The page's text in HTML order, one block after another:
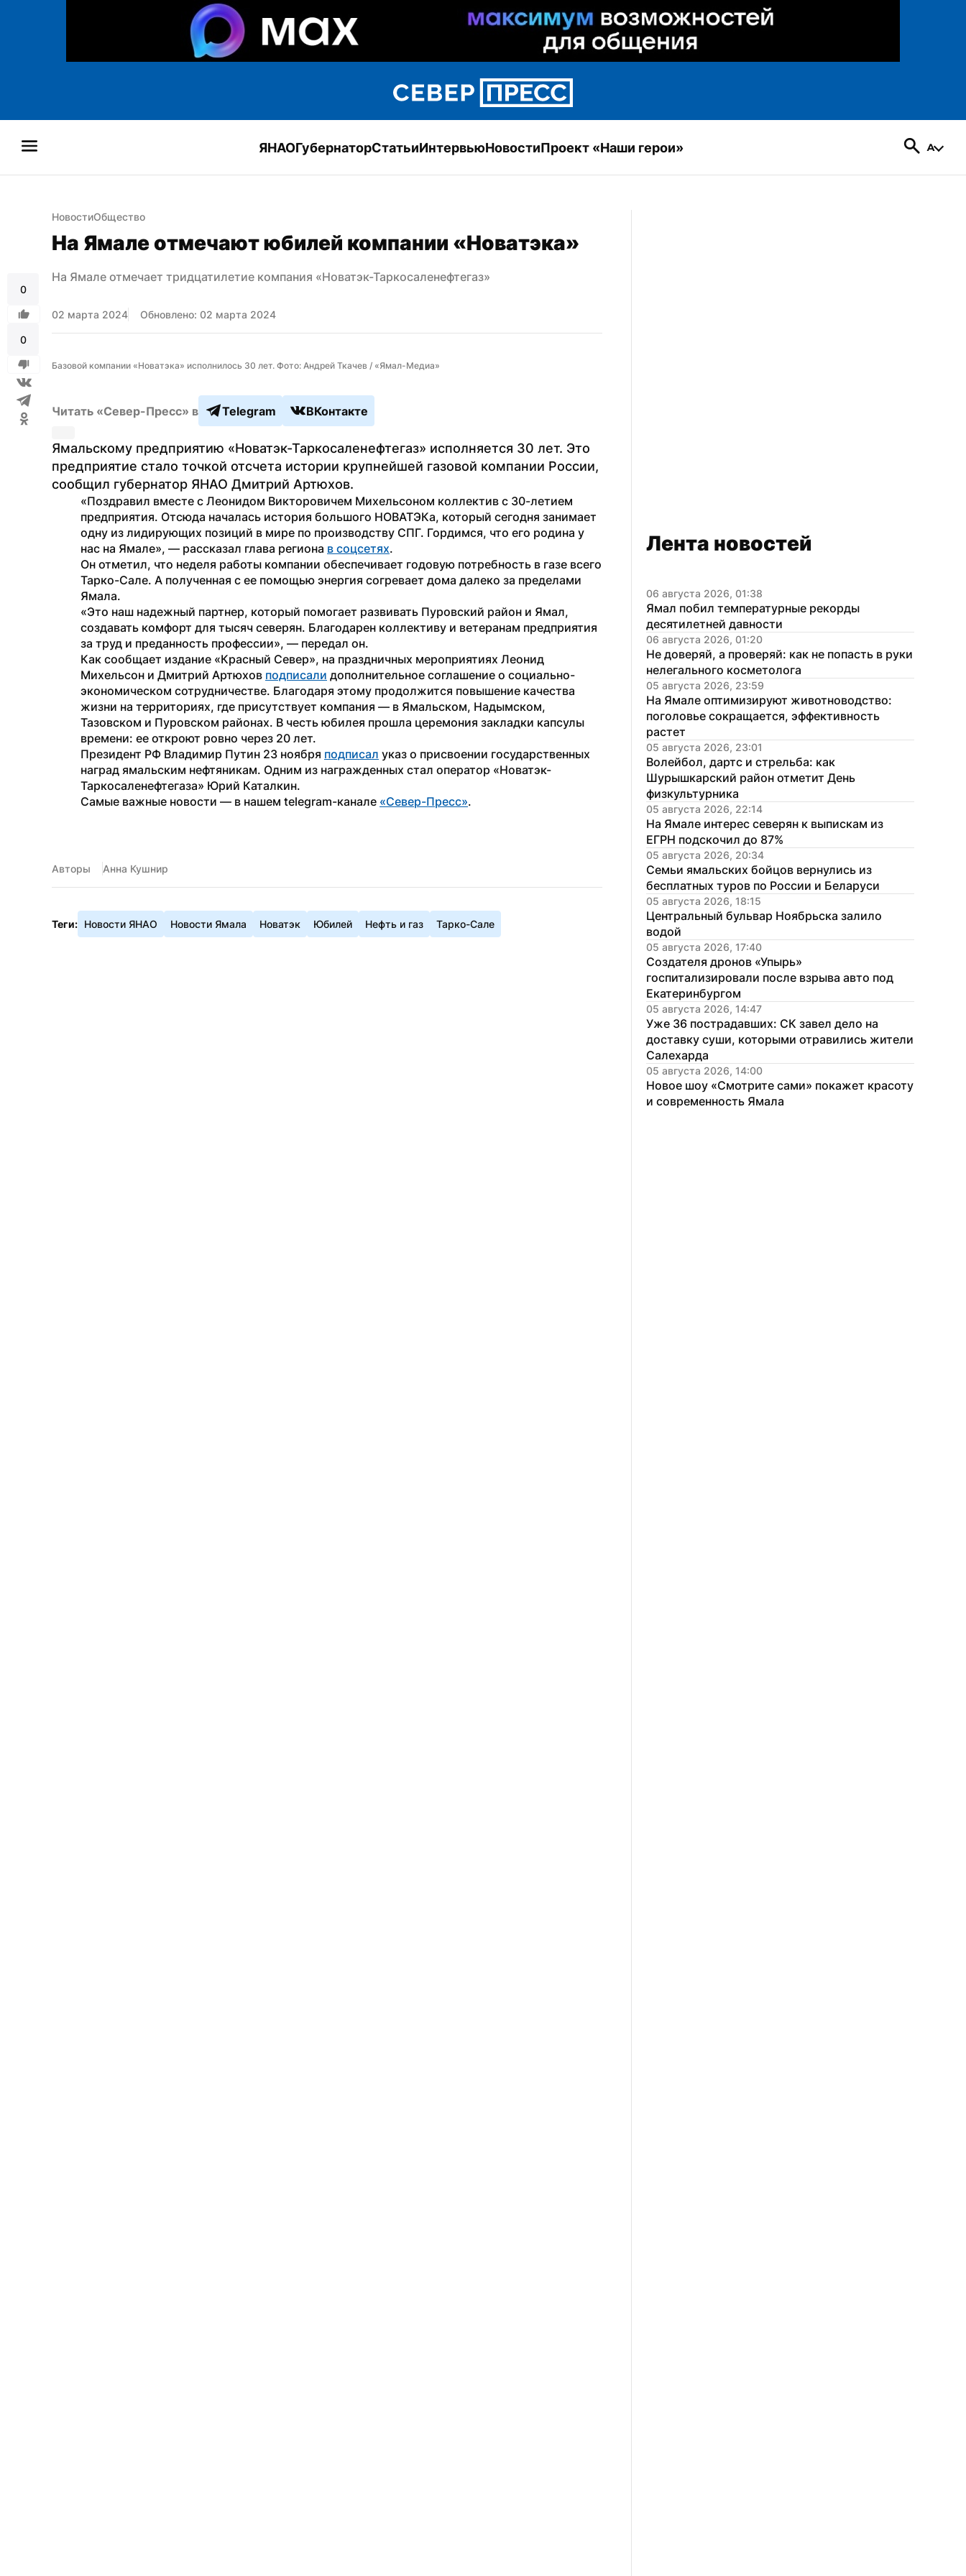
ЯНАОГубернаторСтатьиИнтервьюНовостиПроект «Наши герои»
0
0
НовостиОбщество
На Ямале отмечают юбилей компании «Новатэка»
На Ямале отмечает тридцатилетие компания «Новатэк-Таркосаленефтегаз»
02 марта 2024 Обновлено: 02 марта 2024
Базовой компании «Новатэка» исполнилось 30 лет. Фото: Андрей Ткачев / «Ямал-Медиа»
Читать «Север-Пресс» в Telegram ВКонтакте
Ямальскому предприятию «Новатэк-Таркосаленефтегаз» исполняется 30 лет. Это
предприятие стало точкой отсчета истории крупнейшей газовой компании России,
сообщил губернатор ЯНАО Дмитрий Артюхов.
«Поздравил вместе с Леонидом Викторовичем Михельсоном коллектив с 30-летием
предприятия. Отсюда началась история большого НОВАТЭКа, который сегодня занимает
одну из лидирующих позиций в мире по производству СПГ. Гордимся, что его родина у
нас на Ямале», — рассказал глава региона в соцсетях.
Он отметил, что неделя работы компании обеспечивает годовую потребность в газе всего
Тарко-Сале. А полученная с ее помощью энергия согревает дома далеко за пределами
Ямала.
«Это наш надежный партнер, который помогает развивать Пуровский район и Ямал,
создавать комфорт для тысяч северян. Благодарен коллективу и ветеранам предприятия
за труд и преданность профессии», — передал он.
Как сообщает издание «Красный Север», на праздничных мероприятиях Леонид
Михельсон и Дмитрий Артюхов подписали дополнительное соглашение о социально-
экономическом сотрудничестве. Благодаря этому продолжится повышение качества
жизни на территориях, где присутствует компания — в Ямальском, Надымском,
Тазовском и Пуровском районах. В честь юбилея прошла церемония закладки капсулы
времени: ее откроют ровно через 20 лет.
Президент РФ Владимир Путин 23 ноября подписал указ о присвоении государственных
наград ямальским нефтяникам. Одним из награжденных стал оператор «Новатэк-
Таркосаленефтегаза» Юрий Каталкин.
Самые важные новости — в нашем telegram-канале «Север-Пресс».
Авторы Анна Кушнир
Теги: Новости ЯНАО Новости Ямала Новатэк Юбилей Нефть и газ Тарко-Сале
Лента новостей
06 августа 2026, 01:38
Ямал побил температурные рекорды
десятилетней давности
06 августа 2026, 01:20
Не доверяй, а проверяй: как не попасть в руки
нелегального косметолога
05 августа 2026, 23:59
На Ямале оптимизируют животноводство:
поголовье сокращается, эффективность
растет
05 августа 2026, 23:01
Волейбол, дартс и стрельба: как
Шурышкарский район отметит День
физкультурника
05 августа 2026, 22:14
На Ямале интерес северян к выпискам из
ЕГРН подскочил до 87%
05 августа 2026, 20:34
Семьи ямальских бойцов вернулись из
бесплатных туров по России и Беларуси
05 августа 2026, 18:15
Центральный бульвар Ноябрьска залило
водой
05 августа 2026, 17:40
Создателя дронов «Упырь»
госпитализировали после взрыва авто под
Екатеринбургом
05 августа 2026, 14:47
Уже 36 пострадавших: СК завел дело на
доставку суши, которыми отравились жители
Салехарда
05 августа 2026, 14:00
Новое шоу «Смотрите сами» покажет красоту
и современность Ямала